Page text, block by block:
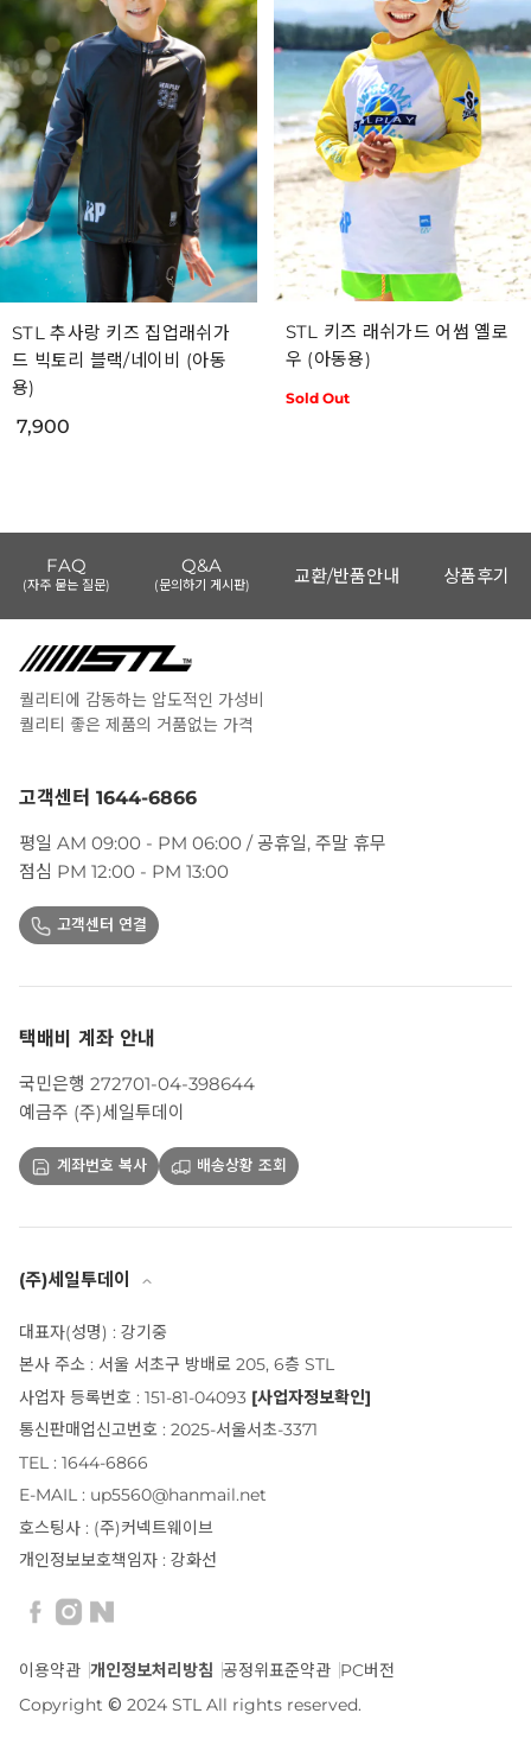
STL 추사랑 키즈 집업래쉬가
드 빅토리 블랙/네이비 (아동
용)
7,900
STL 키즈 래쉬가드 어썸 옐로
우 (아동용)
Sold Out
FAQ
(자주 묻는 질문)
Q&A
(문의하기 게시판) 교환/반품안내 상품후기
퀄리티에 감동하는 압도적인 가성비
퀄리티 좋은 제품의 거품없는 가격
고객센터 1644-6866
평일 AM 09:00 - PM 06:00 / 공휴일, 주말 휴무
점심 PM 12:00 - PM 13:00
고객센터 연결
택배비 계좌 안내
국민은행 272701-04-398644
예금주 (주)세일투데이
계좌번호 복사 배송상황 조회
(주)세일투데이
대표자(성명) : 강기중
본사 주소 : 서울 서초구 방배로 205, 6층 STL
사업자 등록번호 : 151-81-04093 [사업자정보확인]
통신판매업신고번호 : 2025-서울서초-3371
TEL : 1644-6866
E-MAIL : up5560@hanmail.net
호스팅사 : (주)커넥트웨이브
개인정보보호책임자 : 강화선
이용약관 개인정보처리방침 공정위표준약관 PC버전
Copyright © 2024 STL All rights reserved.